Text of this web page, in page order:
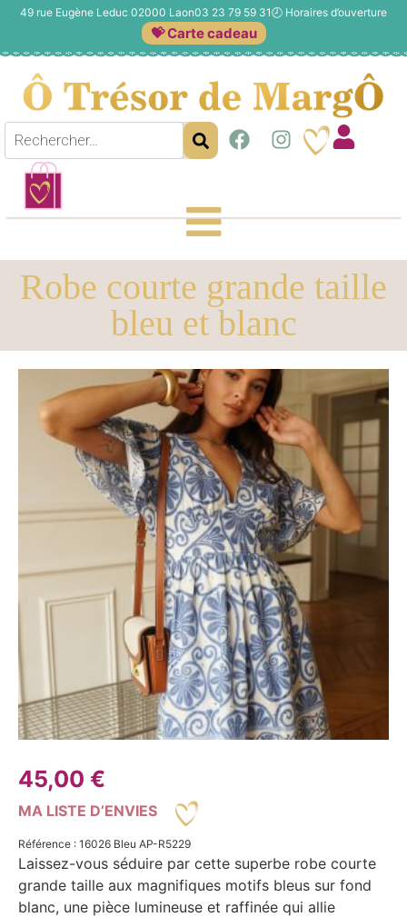
49 rue Eugène Leduc 02000 Laon03 23 79 59 31🕗 Horaires d’ouverture
💝 Carte cadeau
Robe courte grande taille
bleu et blanc
45,00 €
MA LISTE D’ENVIES
Référence : 16026 Bleu AP-R5229
Laissez-vous séduire par cette superbe robe courte
grande taille aux magnifiques motifs bleus sur fond
blanc, une pièce lumineuse et raffinée qui allie